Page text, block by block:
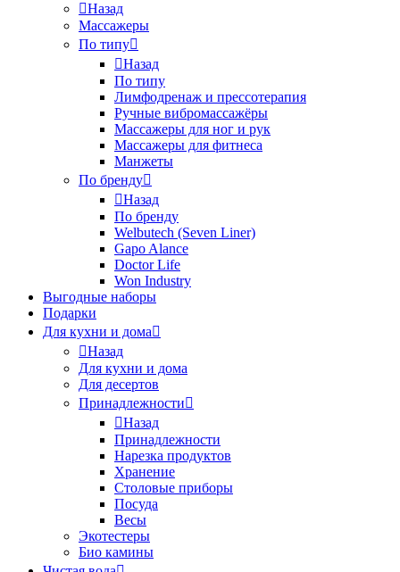
Назад
Массажеры
По типу
Назад
По типу
Лимфодренаж и прессотерапия
Ручные вибромассажёры
Массажеры для ног и рук
Массажеры для фитнеса
Манжеты
По бренду
Назад
По бренду
Welbutech (Seven Liner)
Gapo Alance
Doctor Life
Won Industry
Выгодные наборы
Подарки
Для кухни и дома
Назад
Для кухни и дома
Для десертов
Принадлежности
Назад
Принадлежности
Нарезка продуктов
Хранение
Столовые приборы
Посуда
Весы
Экотестеры
Био камины